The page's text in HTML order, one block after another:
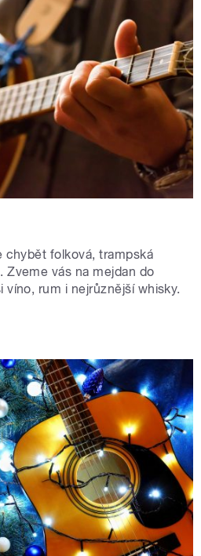
chybět folková, trampská
Zveme vás na mejdan do
víno, rum i nejrůznější whisky.